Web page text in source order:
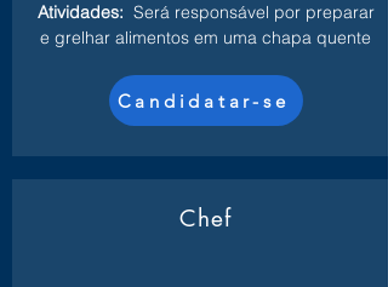
Atividades: Será responsável por preparar
e grelhar alimentos em uma chapa quente
Candidatar-se
Chef